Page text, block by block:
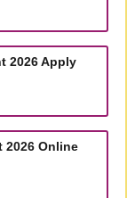
2026 Apply
2026 Online